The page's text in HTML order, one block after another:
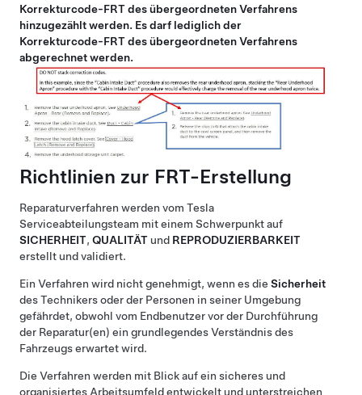
Korrekturcode-FRT des übergeordneten Verfahrens
hinzugezählt werden. Es darf lediglich der
Korrekturcode-FRT des übergeordneten Verfahrens
abgerechnet werden.
Richtlinien zur FRT-Erstellung
Reparaturverfahren werden vom Tesla
Serviceabteilungsteam mit einem Schwerpunkt auf
SICHERHEIT, QUALITÄT und REPRODUZIERBARKEIT
erstellt und validiert.
Ein Verfahren wird nicht genehmigt, wenn es die Sicherheit
des Technikers oder der Personen in seiner Umgebung
gefährdet, obwohl vom Endbenutzer vor der Durchführung
der Reparatur(en) ein grundlegendes Verständnis des
Fahrzeugs erwartet wird.
Die Verfahren werden mit Blick auf ein sicheres und
organisiertes Arbeitsumfeld entwickelt und unterstreichen